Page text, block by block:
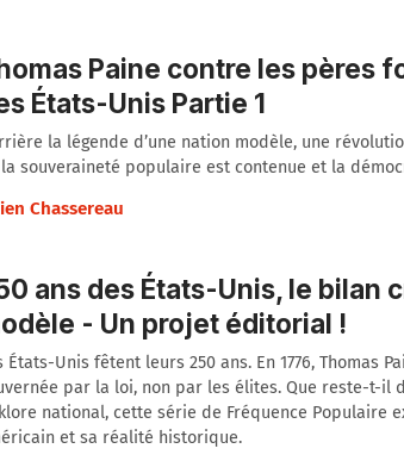
Paine contre les pères
États-Unis Partie 1
la légende d’une nation modèle, une
souveraineté populaire est contenue et la
Chassereau
ans des États-Unis, le bilan
- Un projet éditorial !
États-Unis fêtent leurs 250 ans. En 1776, Thomas
par la loi, non par les élites. Que reste-t-il
national, cette série de Fréquence Populaire
et sa réalité historique.